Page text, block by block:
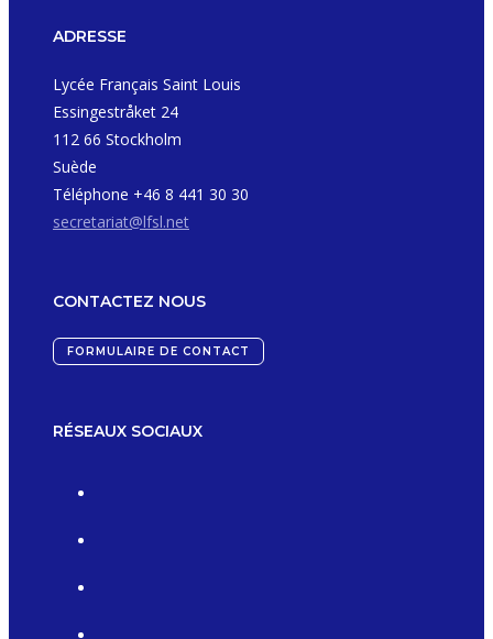
ADRESSE
Lycée Français Saint Louis
Essingestråket 24
112 66 Stockholm
Suède
Téléphone +46 8 441 30 30
secretariat@lfsl.net
CONTACTEZ NOUS
FORMULAIRE DE CONTACT
RÉSEAUX SOCIAUX